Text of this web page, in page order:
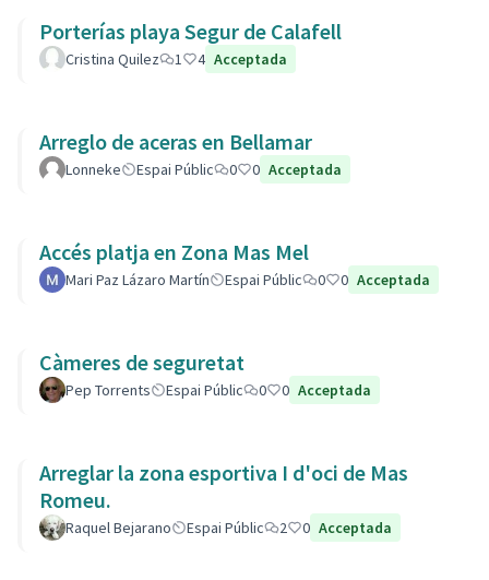
Porterías playa Segur de Calafell
Cristina Quilez 1 4 Acceptada
Arreglo de aceras en Bellamar
Lonneke Espai Públic 0 0 Acceptada
Accés platja en Zona Mas Mel
Mari Paz Lázaro Martín Espai Públic 0 0 Acceptada
Càmeres de seguretat
Pep Torrents Espai Públic 0 0 Acceptada
Arreglar la zona esportiva I d'oci de Mas
Romeu.
Raquel Bejarano Espai Públic 2 0 Acceptada